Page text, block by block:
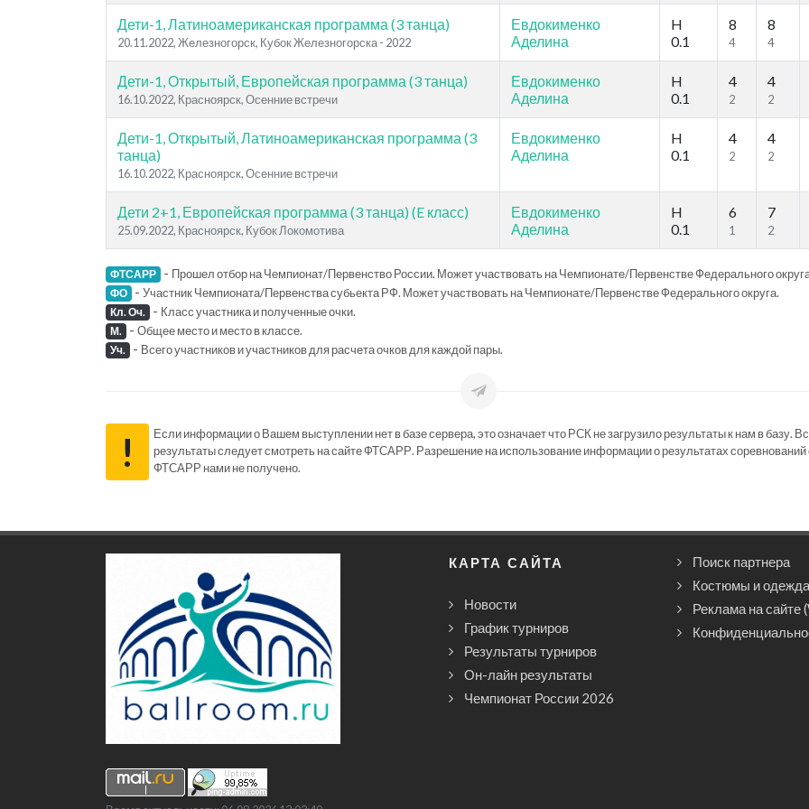
Дети-1, Латиноамериканская программа (3 танца)
20.11.2022, Железногорск, Кубок Железногорска - 2022
Евдокименко
Аделина
H
0.1
8
4
8
4
Дети-1, Открытый, Европейская программа (3 танца)
16.10.2022, Красноярск, Осенние встречи
Евдокименко
Аделина
H
0.1
4
2
4
2
Дети-1, Открытый, Латиноамериканская программа (3
танца)
16.10.2022, Красноярск, Осенние встречи
Евдокименко
Аделина
H
0.1
4
2
4
2
Дети 2+1, Европейская программа (3 танца) (E класс)
25.09.2022, Красноярск, Кубок Локомотива
Евдокименко
Аделина
H
0.1
6
1
7
2
ФТСАРР - Прошел отбор на Чемпионат/Первенство России. Может участвовать на Чемпионате/Первенстве Федерального
ФО - Участник Чемпионата/Первенства субьекта РФ. Может участвовать на Чемпионате/Первенстве Федерального округа.
Кл. Оч. - Класс участника и полученные очки.
М. - Общее место и место в классе.
Уч. - Всего участников и участников для расчета очков для каждой пары.
!
Если информации о Вашем выступлении нет в базе сервера, это означает что РСК не загрузило результаты к нам в базу.
результаты следует смотреть на сайте ФТСАРР. Разрешение на использование информации о результатах соревнований
ФТСАРР нами не получено.
КАРТА САЙТА
Новости
График турниров
Результаты турниров
Он-лайн результаты
Чемпионат России 2026
Поиск партнера
Костюмы и одежда
Реклама на сайте